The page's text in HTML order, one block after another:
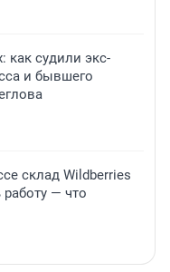
как судили экс-
и бывшего
склад Wildberries
— что